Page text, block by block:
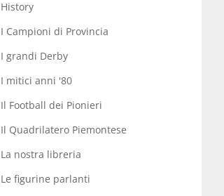
History
I Campioni di Provincia
I grandi Derby
I mitici anni '80
Il Football dei Pionieri
Il Quadrilatero Piemontese
La nostra libreria
Le figurine parlanti